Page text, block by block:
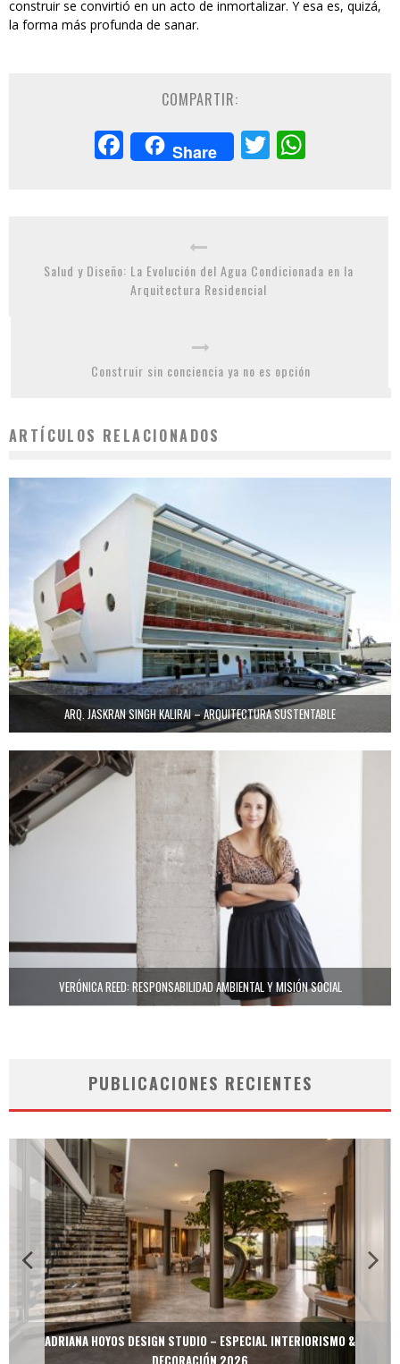
construir se convirtió en un acto de inmortalizar. Y esa es, quizá,
la forma más profunda de sanar.
COMPARTIR:
Facebook
Share Twitter
Salud y Diseño: La Evolución del Agua Condicionada en la
Arquitectura Residencial
Construir sin conciencia ya no es opción
ARTÍCULOS RELACIONADOS
ARQ. JASKRAN SINGH KALIRAI – ARQUITECTURA SUSTENTABLE
VERÓNICA REED: RESPONSABILIDAD AMBIENTAL Y MISIÓN SOCIAL
PUBLICACIONES RECIENTES
MULTIOFICINAS / AMOBLARE / TREZE – ESPECIAL INTERIORISMO &